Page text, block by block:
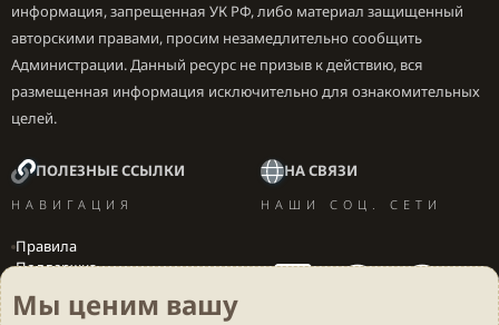
информация, запрещенная УК РФ, либо материал защищенный
авторскими правами, просим незамедлительно сообщить
Администрации. Данный ресурс не призыв к действию, вся
размещенная информация исключительно для ознакомительных
целей.
ПОЛЕЗНЫЕ ССЫЛКИ
НАВИГАЦИЯ
Правила
Поддержка
Локализация игр
НА СВЯЗИ
НАШИ СОЦ. СЕТИ
Мы ценим вашу